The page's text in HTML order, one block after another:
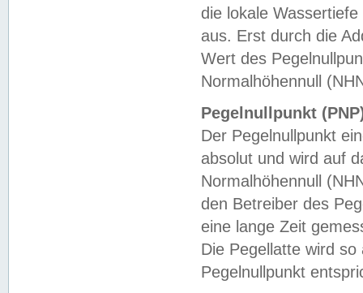
die lokale
aus. Erst durch die
Wert des
Normalhöhennull
Pegelnullpunkt
Der Pegelnullpunkt
absolut und wird auf
Normalhöhennull
den Betreiber des
eine lange Zeit
Die Pegellatte wird
Pegelnullpunkt